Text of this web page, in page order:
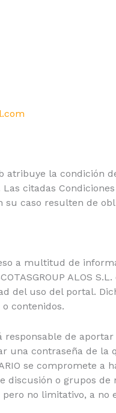
atribuye la condición
citadas
su caso resulten de
a multitud de
ALOS
del uso del portal.
contenidos.
responsable de
una contraseña de
se compromete a
discusión o grupos
no limitativo, a no